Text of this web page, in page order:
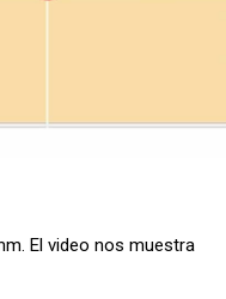
El video nos muestra